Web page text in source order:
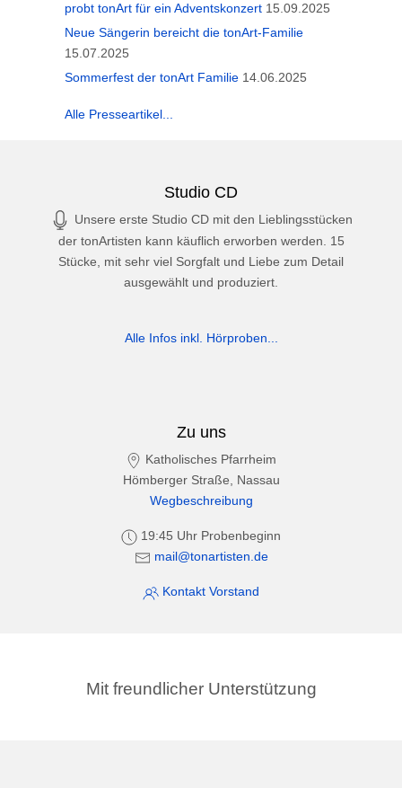
probt tonArt für ein Adventskonzert 15.09.2025
Neue Sängerin bereicht die tonArt-Familie
15.07.2025
Sommerfest der tonArt Familie 14.06.2025
Alle Presseartikel...
Studio CD
Unsere erste Studio CD mit den Lieblingsstücken
der tonArtisten kann käuflich erworben werden. 15
Stücke, mit sehr viel Sorgfalt und Liebe zum Detail
ausgewählt und produziert.
Alle Infos inkl. Hörproben...
Zu uns
Katholisches Pfarrheim
Hömberger Straße, Nassau
Wegbeschreibung
19:45 Uhr Probenbeginn
mail@tonartisten.de
Kontakt Vorstand
Mit freundlicher Unterstützung